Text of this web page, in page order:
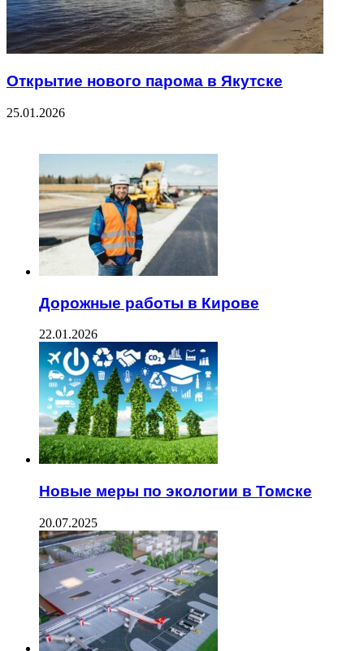
Открытие нового парома в Якутске
25.01.2026
Дорожные работы в Кирове
22.01.2026
Новые меры по экологии в Томске
20.07.2025